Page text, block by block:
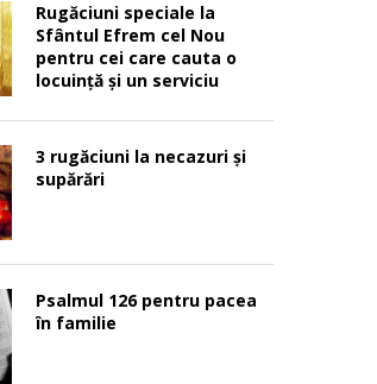
Rugăciuni speciale la
Sfântul Efrem cel Nou
pentru cei care cauta o
locuinţă şi un serviciu
3 rugăciuni la necazuri și
supărări
Psalmul 126 pentru pacea
în familie